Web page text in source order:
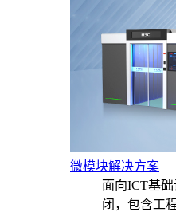
微模块解决方案
面向ICT基
闭，包含工